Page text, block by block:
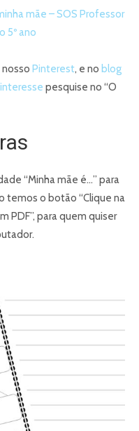
mãe – SOS Professor
5º ano
Pinterest, e no blog
pesquise no “O
“Minha mãe é…” para
temos o botão “Clique na
PDF”, para quem quiser